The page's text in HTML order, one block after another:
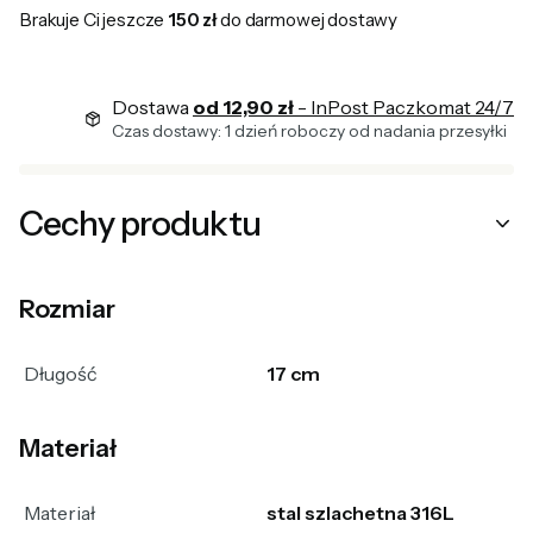
Brakuje Ci jeszcze 150 złdo darmowej dostawy
Dostawa od 12,90 zł - InPost Paczkomat 24/7
Czas dostawy: 1 dzień roboczy od nadania przesyłki
Cechy produktu
Rozmiar
Długość 17 cm
Materiał
Materiał stal szlachetna 316L